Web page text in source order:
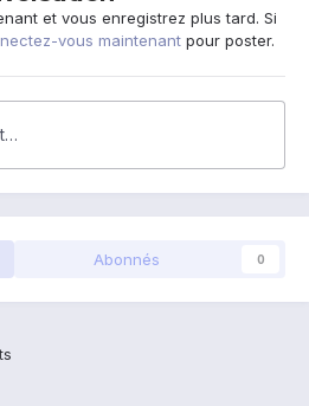
et vous enregistrez plus tard. Si
vous maintenant pour poster.
Abonnés 0